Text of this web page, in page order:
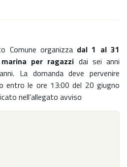
Comune organizza dal 1 al 31
per ragazzi dai sei anni
La domanda deve pervenire
entro le ore 13:00 del 20 giugno
nell’allegato avviso